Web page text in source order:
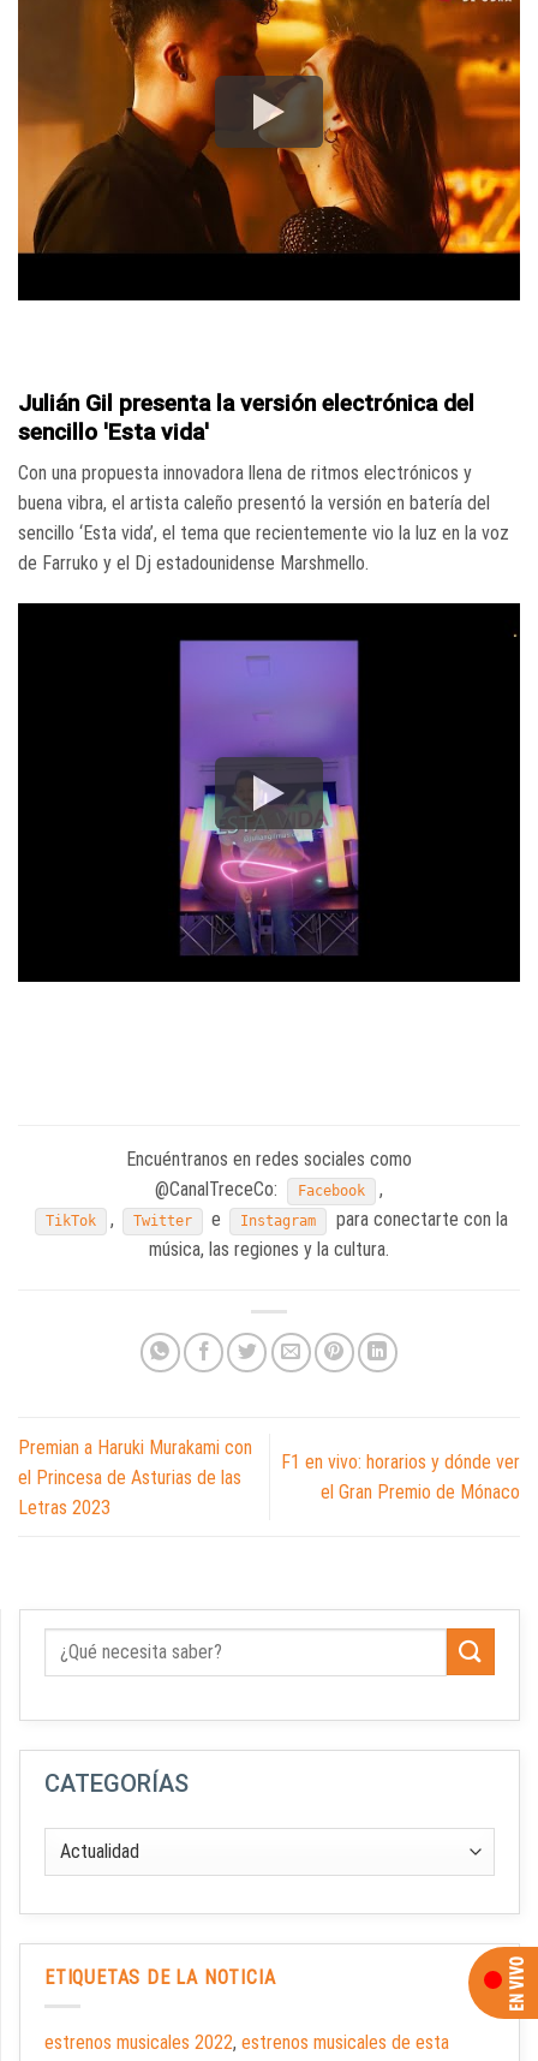
Julián Gil presenta la versión electrónica del
sencillo 'Esta vida'
Con una propuesta innovadora llena de ritmos electrónicos y
buena vibra, el artista caleño presentó la versión en batería del
sencillo ‘Esta vida’, el tema que recientemente vio la luz en la voz
de Farruko y el Dj estadounidense Marshmello.
Encuéntranos en redes sociales como
@CanalTreceCo:
Facebook ,
TikTok , Twitter e Instagram
para conectarte con la
música, las regiones y la cultura.
Premian a Haruki Murakami con
el Princesa de Asturias de las
Letras 2023
F1 en vivo: horarios y dónde ver
el Gran Premio de Mónaco
CATEGORÍAS
ETIQUETAS DE LA NOTICIA
estrenos musicales 2022, estrenos musicales de esta